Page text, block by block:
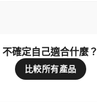
不確定自己適合什麼？
比較所有產品